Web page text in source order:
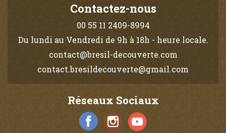
Contactez-nous
00 55 11 2409-8994
Du lundi au Vendredi de 9h à 18h - heure locale.
contact@bresil-decouverte.com
contact.bresildecouverte@gmail.com
Réseaux Sociaux